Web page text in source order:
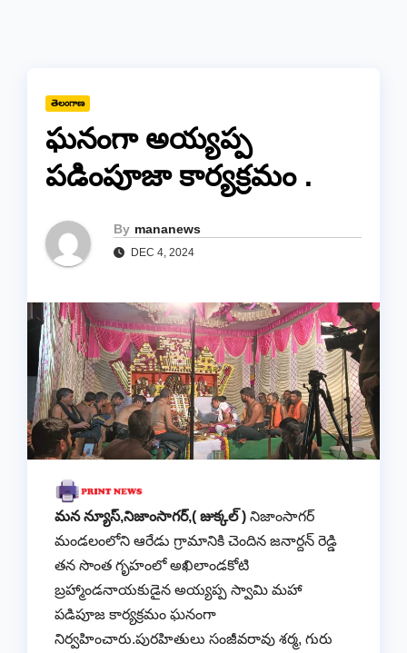
తెలంగాణ
ఘనంగా అయ్యప్ప
పడింపూజా కార్యక్రమం .
By mananews
DEC 4, 2024
మన న్యూస్,నిజాంసాగర్,( జుక్కల్ ) నిజాంసాగర్
మండలంలోని ఆరేడు గ్రామానికి చెందిన జనార్దన్ రెడ్డి
తన సొంత గృహంలో అఖిలాండకోటి
బ్రహ్మాండనాయకుడైన అయ్యప్ప స్వామి మహా
పడిపూజ కార్యక్రమం ఘనంగా
నిర్వహించారు.పురహితులు సంజీవరావు శర్మ, గురు